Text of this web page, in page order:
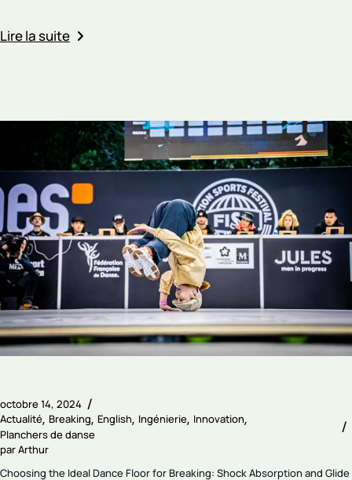
Lire la suite
octobre 14, 2024
Actualité Breaking English Ingénierie Innovation
Planchers de danse
parArthur
Choosing the Ideal Dance Floor for Breaking: Shock Absorption and Glide